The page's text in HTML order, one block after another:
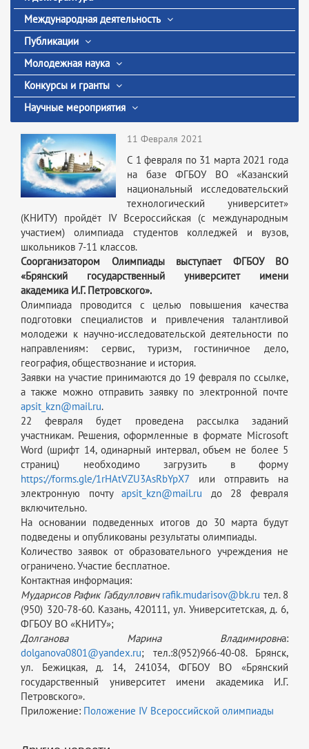
Международная деятельность
Публикации
Молодежная наука
Конкурсы и гранты
Научные мероприятия
11 Февраля 2021
С 1 февраля по 31 марта 2021 года
на базе ФГБОУ ВО «Казанский
национальный исследовательский
технологический университет»
(КНИТУ) пройдёт IV Всероссийская (с международным
участием) олимпиада студентов колледжей и вузов,
школьников 7-11 классов.
Соорганизатором Олимпиады выступает ФГБОУ ВО
«Брянский государственный университет имени
академика И.Г. Петровского».
Олимпиада проводится с целью повышения качества
подготовки специалистов и привлечения талантливой
молодежи к научно-исследовательской деятельности по
направлениям: сервис, туризм, гостиничное дело,
география, обществознание и история.
Заявки на участие принимаются до 19 февраля по ссылке,
а также можно отправить заявку по электронной почте
apsit_kzn@mail.ru.
22 февраля будет проведена рассылка заданий
участникам. Решения, оформленные в формате Microsoft
Word (шрифт 14, одинарный интервал, объем не более 5
страниц) необходимо загрузить в форму
https://forms.gle/1rHAtVZU3AsRbYpX7 или отправить на
электронную почтуapsit_kzn@mail.ru до 28 февраля
включительно.
На основании подведенных итогов до 30 марта будут
подведены и опубликованы результаты олимпиады.
Количество заявок от образовательного учреждения не
ограничено. Участие бесплатное.
Контактная информация:
Мударисов Рафик Габдуллович rafik.mudarisov@bk.ru тел. 8
(950) 320-78-60. Казань, 420111, ул. Университетская, д. 6,
ФГБОУ ВО «КНИТУ»;
Долганова Марина Владимировна:
dolganova0801@yandex.ru; тел.:8(952)966-40-08. Брянск,
ул. Бежицкая, д. 14, 241034, ФГБОУ ВО «Брянский
государственный университет имени академика И.Г.
Петровского».
Приложение: Положение IV Всероссийской олимпиады